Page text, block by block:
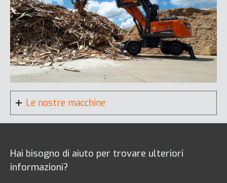
DL280-7
DL65-7
Le nostre macchine
Hai bisogno di aiuto per trovare ulteriori
informazioni?